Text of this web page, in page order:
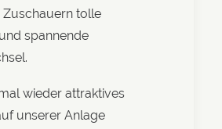
Zuschauern tolle
spannende
wieder attraktives
unserer Anlage